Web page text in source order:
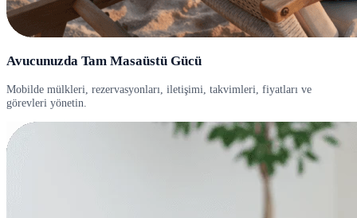
Avucunuzda Tam Masaüstü Gücü
Mobilde mülkleri, rezervasyonları, iletişimi, takvimleri, fiyatları ve
görevleri yönetin.